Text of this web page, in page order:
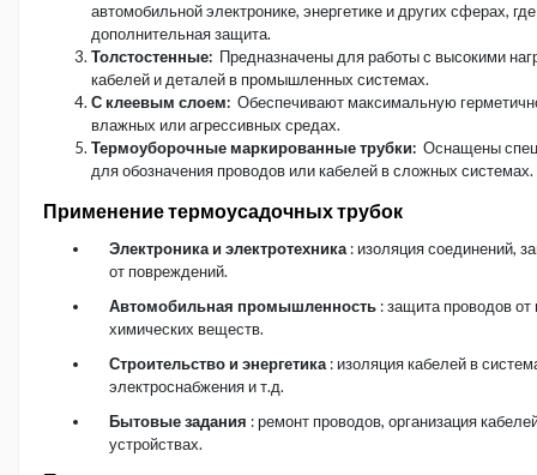
автомобильной электронике, энергетике и других сферах,
дополнительная защита.
Толстостенные: Предназначены для работы с высокими
кабелей и деталей в промышленных системах.
С клеевым слоем: Обеспечивают максимальную
влажных или агрессивных средах.
Термоуборочные маркированные трубки: Оснащены
для обозначения проводов или кабелей в сложных системах.
Применение термоусадочных трубок
Электроника и электротехника : изоляция соединений,
от повреждений.
Автомобильная промышленность : защита проводов от
химических веществ.
Строительство и энергетика : изоляция кабелей в
электроснабжения и т.д.
Бытовые задания : ремонт проводов, организация
устройствах.